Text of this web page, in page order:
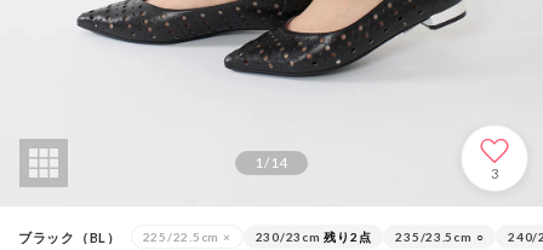
1/14
3
ブラック（BL） 225/22.5cm × 230/23cm 残り2点 235/23.5cm ○ 240/